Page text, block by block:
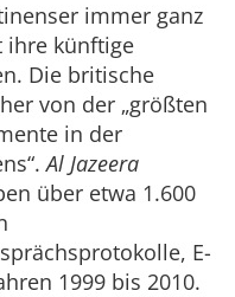
immer ganz
ihre künftige
Die britische
von der „größten
in der
Al Jazeera
über etwa 1.600
E-
1999 bis 2010.